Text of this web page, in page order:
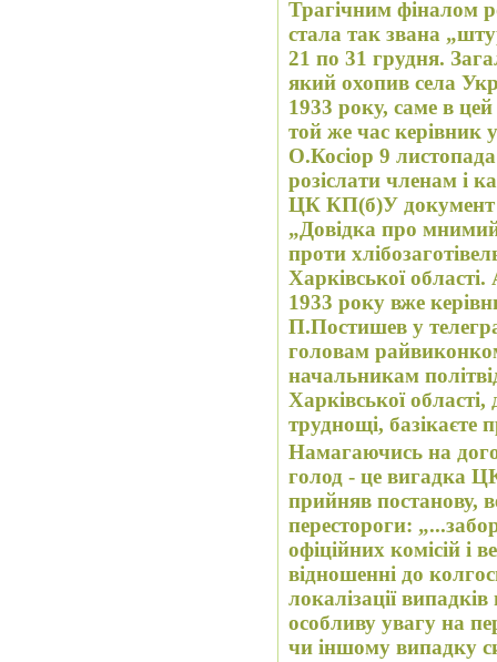
Трагічним фіналом
стала так звана
21 по 31 грудня.
який охопив села
1933 року, саме в
той же час керівник
О.Косіор 9
розіслати членам і
ЦК КП(б)У документ
„Довідка про
проти
Харківської
1933 року вже
П.Постишев у
головам
начальникам
Харківської
труднощі, базікаєте
Намагаючись на
голод - це вигадка
прийняв постанову,
перестороги:
офіційних комісій і
відношенні до
локалізації
особливу увагу на
чи іншому випадку